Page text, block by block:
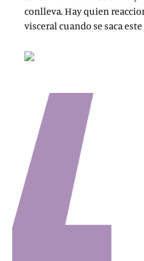
conlleva. Hay quien
visceral cuando se saca